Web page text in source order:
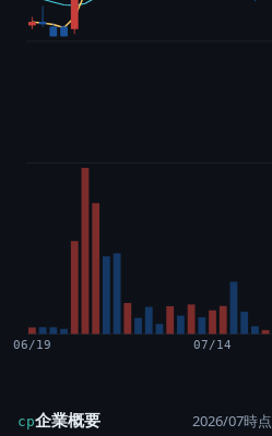
06/19 07/14
cp企業概要 2026/07時点